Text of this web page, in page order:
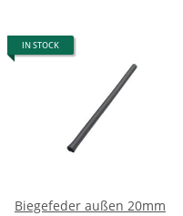
IN STOCK
Biegefeder außen 20mm